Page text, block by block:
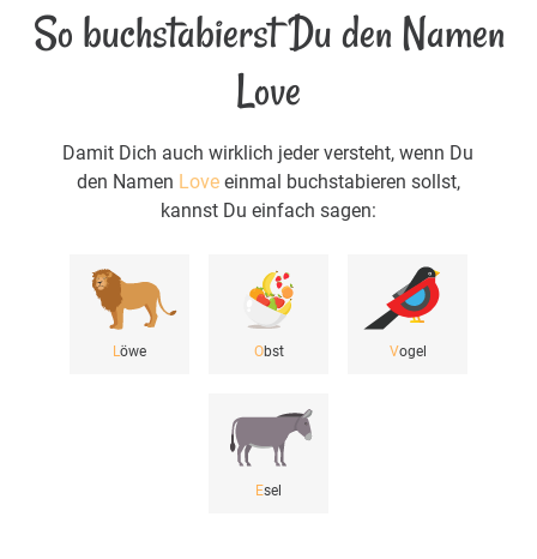
So buchstabierst Du den Namen
Love
Damit Dich auch wirklich jeder versteht, wenn Du
den Namen Loveeinmal buchstabieren sollst,
kannst Du einfach sagen:
Löwe Obst Vogel
Esel